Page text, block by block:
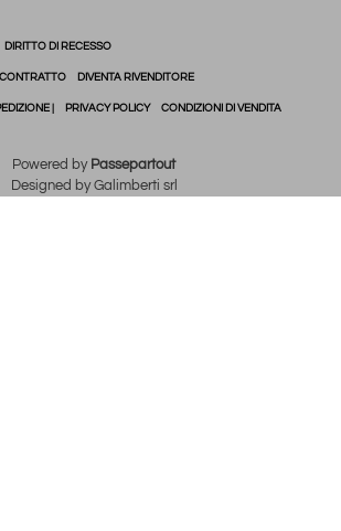
DIRITTO DI RECESSO
DIVENTA RIVENDITORE
| PRIVACY POLICY CONDIZIONI DI VENDITA
Powered by Passepartout
Designed by Galimberti srl